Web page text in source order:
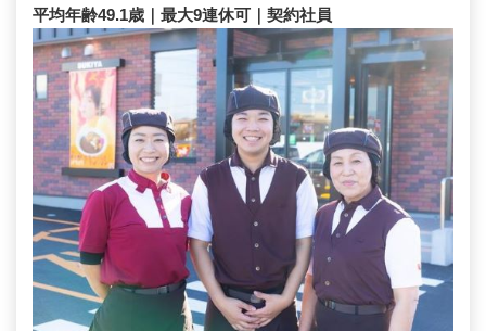
平均年齢49.1歳｜最大9連休可｜契約社員